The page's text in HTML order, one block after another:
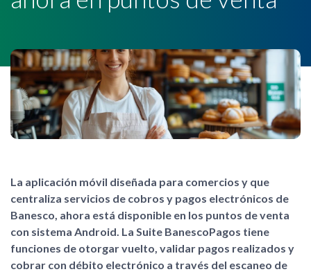
La aplicación móvil diseñada para comercios y que
centraliza servicios de cobros y pagos electrónicos de
Banesco, ahora está disponible en los puntos de venta
con sistema Android. La Suite BanescoPagos tiene
funciones de otorgar vuelto, validar pagos realizados y
cobrar con débito electrónico a través del escaneo de